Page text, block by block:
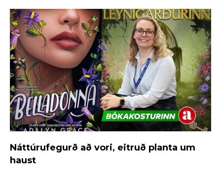
Náttúrufegurð að vori, eitruð planta um
haust